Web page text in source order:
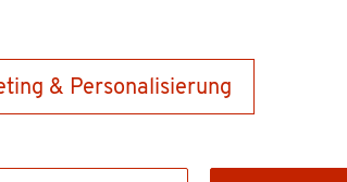
& Personalisierung